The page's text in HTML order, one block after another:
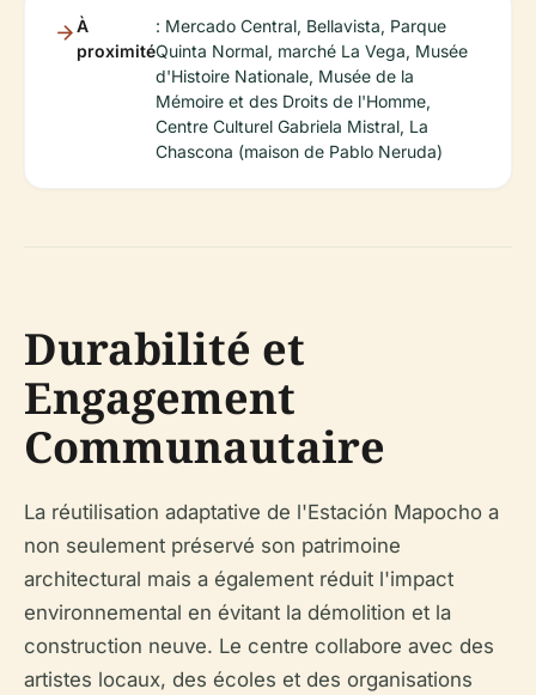
À
proximité
: Mercado Central, Bellavista, Parque
Quinta Normal, marché La Vega, Musée
d'Histoire Nationale, Musée de la
Mémoire et des Droits de l'Homme,
Centre Culturel Gabriela Mistral, La
Chascona (maison de Pablo Neruda)
Durabilité et
Engagement
Communautaire
La réutilisation adaptative de l'Estación Mapocho a
non seulement préservé son patrimoine
architectural mais a également réduit l'impact
environnemental en évitant la démolition et la
construction neuve. Le centre collabore avec des
artistes locaux, des écoles et des organisations